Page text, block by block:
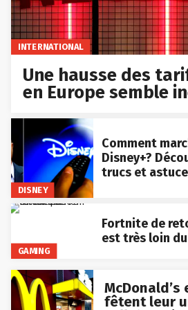
INTERNATIONAL
Une hausse des
en Europe semble
DISNEY
Comment
Disney+?
trucs et
GAMING
Fortnite de
est très loin
McDonald’s
fêtent leur